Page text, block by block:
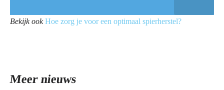
Bekijk ookHoe zorg je voor een optimaal spierherstel?
Meer nieuws